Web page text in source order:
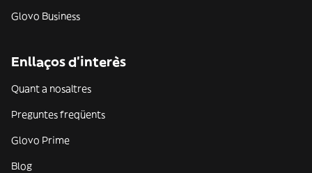
Glovo Business
Enllaços d'interès
Quant a nosaltres
Preguntes freqüents
Glovo Prime
Blog